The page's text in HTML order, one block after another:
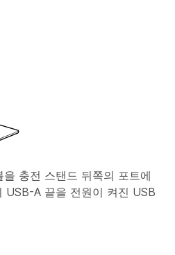
을 충전 스탠드 뒤쪽의 포트에
USB-A 끝을 전원이 켜진 USB